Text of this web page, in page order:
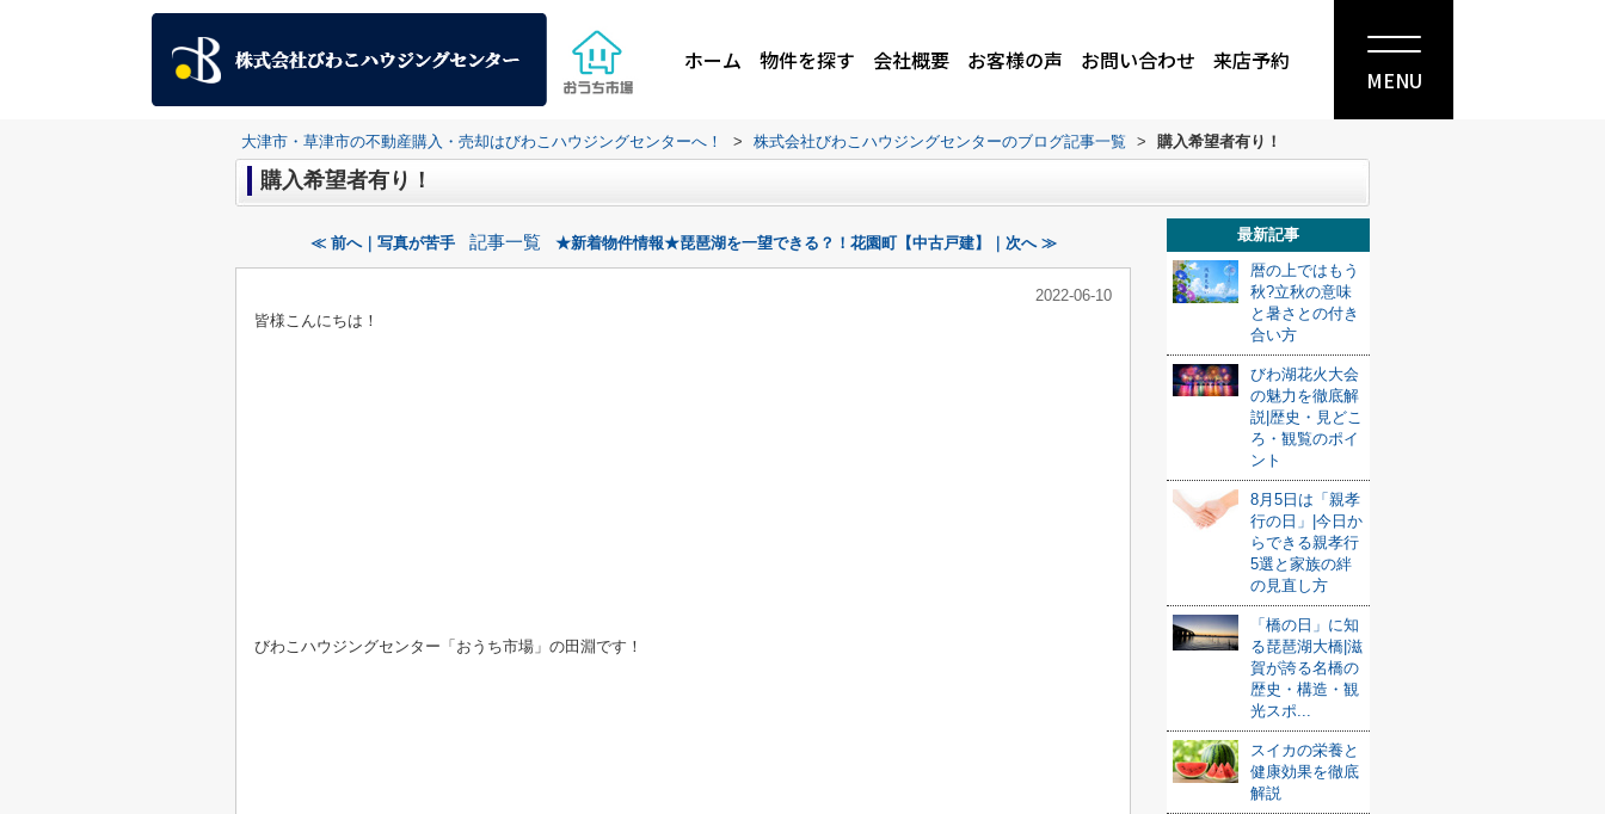
ホーム 物件を探す 会社概要 お客様の声 お問い合わせ 来店予約
MENU
大津市・草津市の不動産購入・売却はびわこハウジングセンターへ！ > 株式会社びわこハウジングセンターのブログ記事一覧 > 購入希望者有り！
購入希望者有り！
≪ 前へ｜写真が苦手 記事一覧 ★新着物件情報★琵琶湖を一望できる？！花園町【中古戸建】｜次へ ≫
2022-06-10
皆様こんにちは！
びわこハウジングセンター「おうち市場」の田淵です！
最新記事
暦の上ではもう
秋?立秋の意味
と暑さとの付き
合い方
びわ湖花火大会
の魅力を徹底解
説|歴史・見どこ
ろ・観覧のポイ
ント
8月5日は「親孝
行の日」|今日か
らできる親孝行
5選と家族の絆
の見直し方
「橋の日」に知
る琵琶湖大橋|滋
賀が誇る名橋の
歴史・構造・観
光スポ...
スイカの栄養と
健康効果を徹底
解説